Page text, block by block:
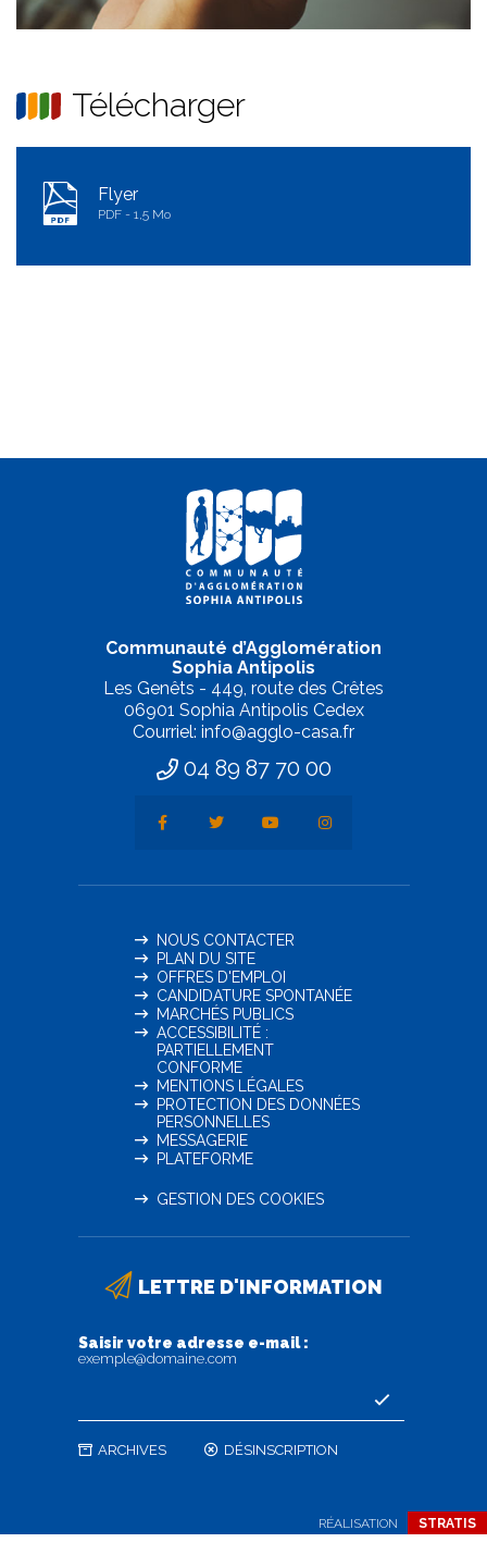
Télécharger
Flyer
PDF 1,5 Mo
Communauté d’Agglomération
Sophia Antipolis
Les Genêts - 449, route des Crêtes
06901 Sophia Antipolis Cedex
Courriel: info@agglo-casa.fr
04 89 87 70 00
NOUS CONTACTER
PLAN DU SITE
OFFRES D'EMPLOI
CANDIDATURE SPONTANÉE
MARCHÉS PUBLICS
ACCESSIBILITÉ :
PARTIELLEMENT
CONFORME
MENTIONS LÉGALES
PROTECTION DES DONNÉES
PERSONNELLES
MESSAGERIE
PLATEFORME
GESTION DES COOKIES
LETTRE D'INFORMATION
Saisir votre adresse e-mail :
exemple@domaine.com
ARCHIVES DÉSINSCRIPTION
RÉALISATION STRATIS